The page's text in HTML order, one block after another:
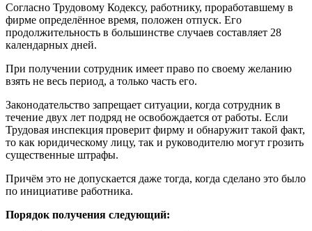
Согласно Трудовому Кодексу, работнику, проработавшему в
фирме определённое время, положен отпуск. Его
продолжительность в большинстве случаев составляет 28
календарных дней.
При получении сотрудник имеет право по своему желанию
взять не весь период, а только часть его.
Законодательство запрещает ситуации, когда сотрудник в
течение двух лет подряд не освобождается от работы. Если
Трудовая инспекция проверит фирму и обнаружит такой факт,
то как юридическому лицу, так и руководителю могут грозить
существенные штрафы.
Причём это не допускается даже тогда, когда сделано это было
по инициативе работника.
Порядок получения следующий: